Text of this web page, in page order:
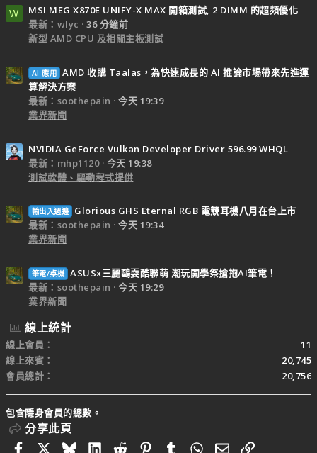
W
MSI MEG X870E UNIFY-X MAX 開箱測試, 2 DIMM 的超頻優化
最新：wlyc
36 分鐘前
新型 AMD CPU 及相關主板測試
AI 應用 AMD 收購 Taalas，為快速成長的 AI 推論市場帶來先進運
算解決方案
最新：soothepain
今天 19:39
業界新聞
NVIDIA GeForce Vulkan Developer Driver 596.99 WHQL
最新：mhp1120
今天 19:38
測試軟體、驅動程式提供
輸出入週邊
Glorious GHS Eternal RGB 電競耳機八月在台上市
最新：soothepain
今天 19:34
業界新聞
筆電/桌機 ASUSx三麗鷗耍酷聯萌 潮玩開學祭搶抱AI筆電！
最新：soothepain
今天 19:29
業界新聞
線上統計
線上會員
11
線上來賓
20,745
會員總計
20,756
包含隱身會員的總數。
分享此頁
FacebookBlueskyLinkedIn
RedditPinterestTumblrWhatsApp
電子郵件
連結